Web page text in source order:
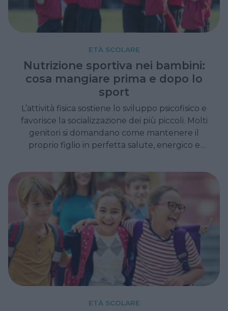
ETÀ SCOLARE
Nutrizione sportiva nei bambini:
cosa mangiare prima e dopo lo
sport
L’attività fisica sostiene lo sviluppo psicofisico e
favorisce la socializzazione dei più piccoli. Molti
genitori si domandano come mantenere il
proprio figlio in perfetta salute, energico e
preparazione di pasti complicati.
L'alimentazione corretta rappresenta il
carburante pulito che permette ai bambini di
divertirsi, giocare e stare bene insieme ai
propri compagni di squadra.
ETÀ SCOLARE